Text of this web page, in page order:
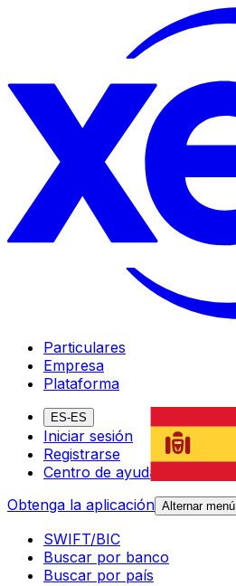
Particulares
Empresa
Plataforma
ES-ES
Iniciar sesión
Registrarse
Centro de ayuda
Obtenga la aplicación Alternar menú
SWIFT/BIC
Buscar por banco
Buscar por país